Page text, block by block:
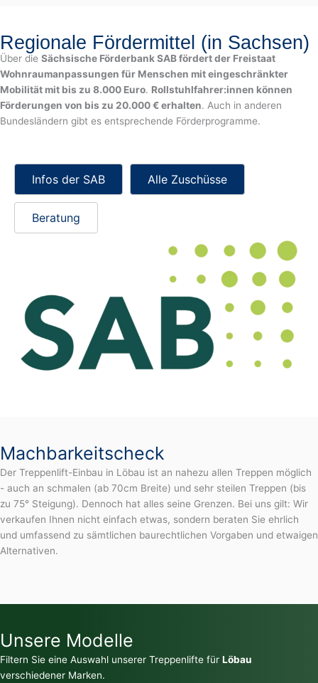
Regionale Fördermittel (in Sachsen)
Über die Sächsische Förderbank SAB fördert der Freistaat
Wohnraumanpassungen für Menschen mit eingeschränkter
Mobilität mit bis zu 8.000 Euro. Rollstuhlfahrer:innen können
Förderungen von bis zu 20.000 € erhalten. Auch in anderen
Bundesländern gibt es entsprechende Förderprogramme.
Infos der SAB Alle Zuschüsse
Beratung
Machbarkeitscheck
Der Treppenlift-Einbau in Löbau ist an nahezu allen Treppen möglich
- auch an schmalen (ab 70cm Breite) und sehr steilen Treppen (bis
zu 75° Steigung). Dennoch hat alles seine Grenzen. Bei uns gilt: Wir
verkaufen Ihnen nicht einfach etwas, sondern beraten Sie ehrlich
und umfassend zu sämtlichen baurechtlichen Vorgaben und etwaigen
Alternativen.
Unsere Modelle
Filtern Sie eine Auswahl unserer Treppenlifte für Löbau
verschiedener Marken.